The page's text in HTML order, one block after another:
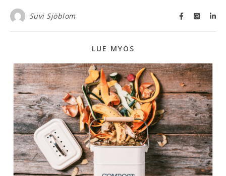
Suvi Sjöblom
LUE MYÖS